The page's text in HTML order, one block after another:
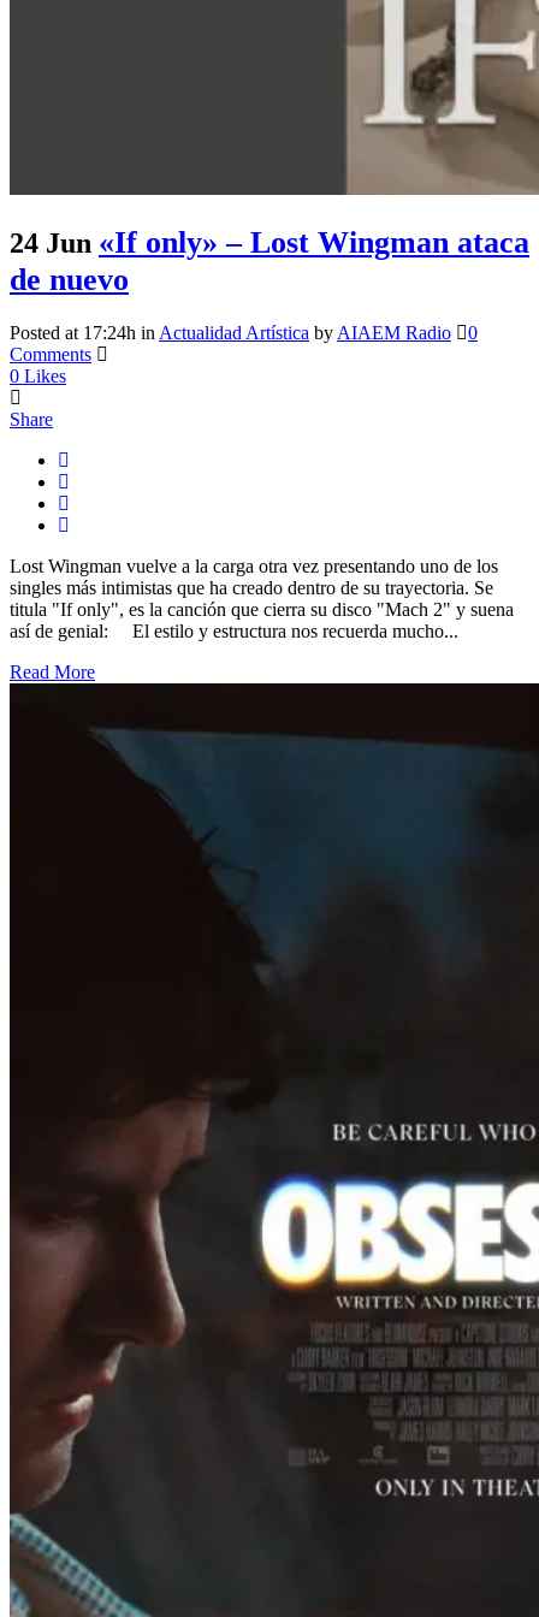
24 Jun «If only» – Lost Wingman ataca
de nuevo
Posted at 17:24h in Actualidad Artística by AIAEM Radio
0
Comments
0 Likes
Share
Lost Wingman vuelve a la carga otra vez presentando uno de los
singles más intimistas que ha creado dentro de su trayectoria. Se
titula "If only", es la canción que cierra su disco "Mach 2" y suena
así de genial: El estilo y estructura nos recuerda mucho...
Read More